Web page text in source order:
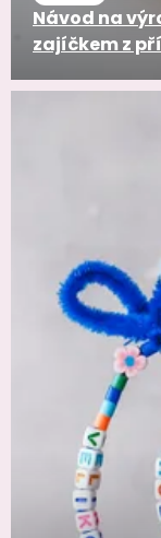
Návod na
zajíčkem z